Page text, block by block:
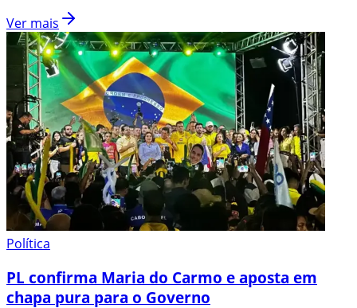
Ver mais
Política
PL confirma Maria do Carmo e aposta em
chapa pura para o Governo